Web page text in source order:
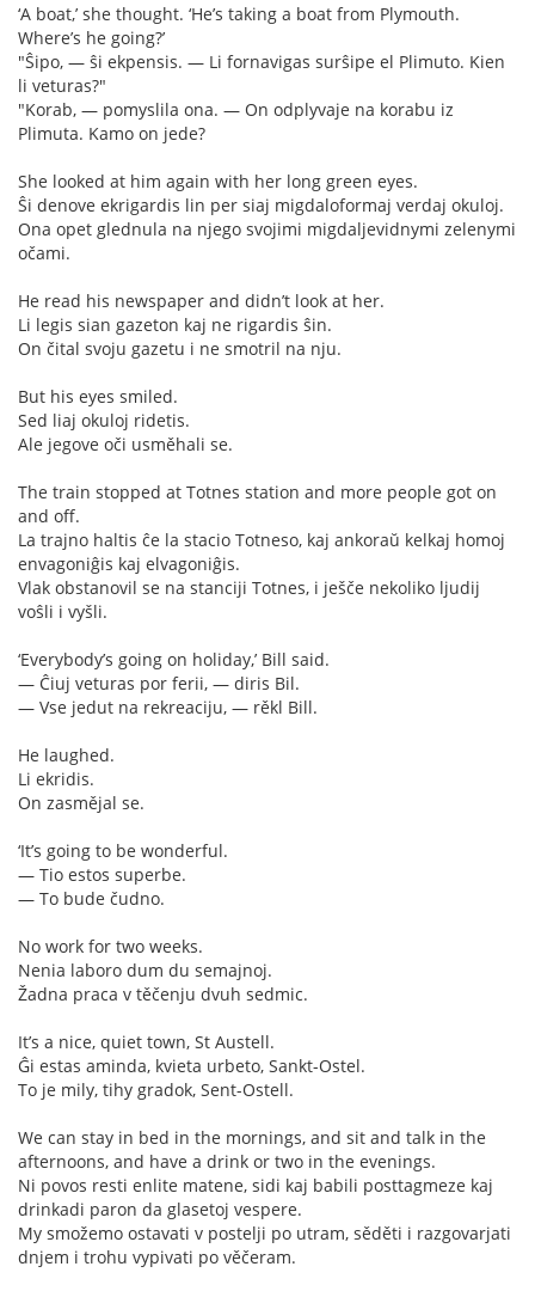
‘A boat,’ she thought. ‘He’s taking a boat from Plymouth.
Where’s he going?’
"Ŝipo, — ŝi ekpensis. — Li fornavigas surŝipe el Plimuto. Kien
li veturas?"
"Korab, — pomyslila ona. — On odplyvaje na korabu iz
Plimuta. Kamo on jede?
She looked at him again with her long green eyes.
Ŝi denove ekrigardis lin per siaj migdaloformaj verdaj okuloj.
Ona opet glednula na njego svojimi migdaljevidnymi zelenymi
očami.
He read his newspaper and didn’t look at her.
Li legis sian gazeton kaj ne rigardis ŝin.
On čital svoju gazetu i ne smotril na nju.
But his eyes smiled.
Sed liaj okuloj ridetis.
Ale jegove oči usměhali se.
The train stopped at Totnes station and more people got on
and off.
La trajno haltis ĉe la stacio Totneso, kaj ankoraŭ kelkaj homoj
envagoniĝis kaj elvagoniĝis.
Vlak obstanovil se na stanciji Totnes, i ješče nekoliko ljudij
voŝli i vyšli.
‘Everybody’s going on holiday,’ Bill said.
— Ĉiuj veturas por ferii, — diris Bil.
— Vse jedut na rekreaciju, — rěkl Bill.
He laughed.
Li ekridis.
On zasmějal se.
‘It’s going to be wonderful.
— Tio estos superbe.
— To bude čudno.
No work for two weeks.
Nenia laboro dum du semajnoj.
Žadna praca v těčenju dvuh sedmic.
It’s a nice, quiet town, St Austell.
Ĝi estas aminda, kvieta urbeto, Sankt-Ostel.
To je mily, tihy gradok, Sent-Ostell.
We can stay in bed in the mornings, and sit and talk in the
afternoons, and have a drink or two in the evenings.
Ni povos resti enlite matene, sidi kaj babili posttagmeze kaj
drinkadi paron da glasetoj vespere.
My smožemo ostavati v postelji po utram, sěděti i razgovarjati
dnjem i trohu vypivati po věčeram.